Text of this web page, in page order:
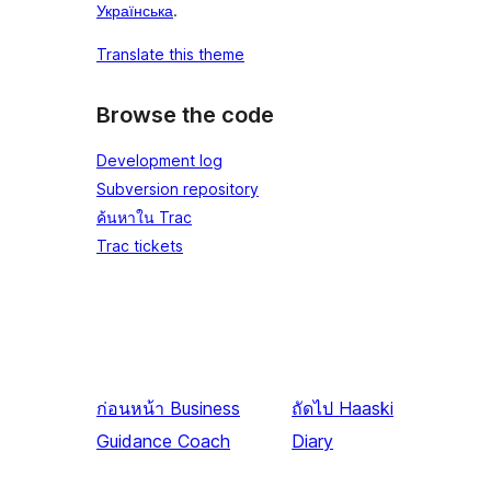
Українська.
Translate this theme
Browse the code
Development log
Subversion repository
ค้นหาใน Trac
Trac tickets
ก่อนหน้า Business
Guidance Coach
ถัดไป Haaski
Diary